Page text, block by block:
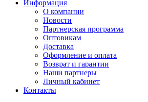
Информация
О компании
Новости
Партнерская программа
Оптовикам
Доставка
Оформление и оплата
Возврат и гарантии
Наши партнеры
Личный кабинет
Контакты